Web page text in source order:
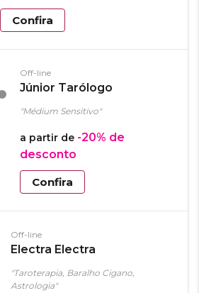
Confira
Off-line
Júnior Tarólogo
"Médium Sensitivo"
a partir de -20% de
desconto
Confira
Off-line
Electra Electra
"Taroterapia, Baralho Cigano,
Astrologia"